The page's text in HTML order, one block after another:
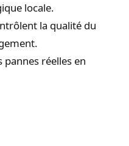
locale.
la qualité du
pannes réelles en